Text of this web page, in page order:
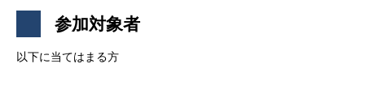
参加対象者
以下に当てはまる方